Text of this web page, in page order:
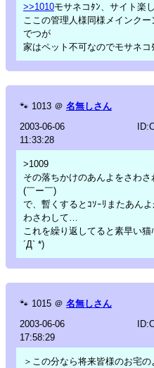
>>1010モサネコﾀﾝ、サイト楽
ここの管理人様同様メインク
でつが
家はペット不可なのでモサネコ
🐾 1013 ＠ 名無しさん
2003-06-06
11:33:28
>1009
その落ちかけのあんよをさわ
(￣ー￣)
で、暫くするとｺｿｰﾘまたあん
わさわして…
これを繰り返してると素早い
´Д` *)
🐾 1015 ＠ 名無しさん
2003-06-06
17:58:29
＞この分なら将来皆様のお宅